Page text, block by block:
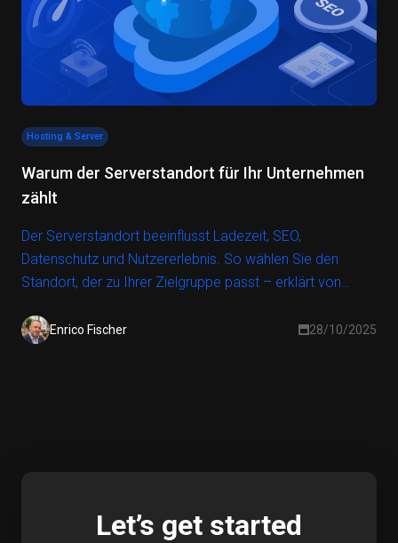
Hosting & Server
Warum der Serverstandort für Ihr Unternehmen
zählt
Der Serverstandort beeinflusst Ladezeit, SEO,
Datenschutz und Nutzererlebnis. So wählen Sie den
Standort, der zu Ihrer Zielgruppe passt – erklärt von
Enrico Fischer 28/10/2025
Let’s get started